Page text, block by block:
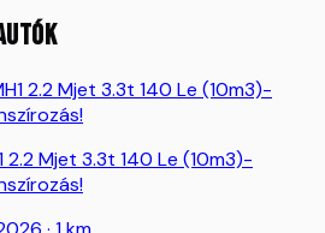
2.2 Mjet 3.3t 140 Le (10m3)-